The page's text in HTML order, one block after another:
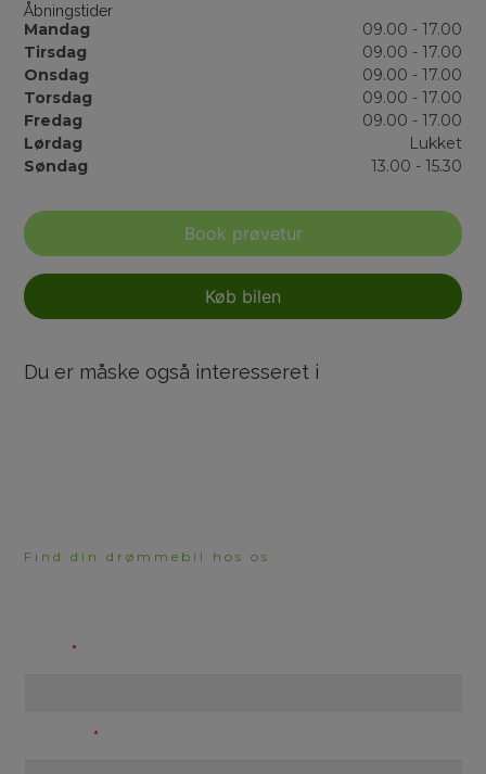
Åbningstider
Mandag
09.00 - 17.00
Tirsdag
09.00 - 17.00
Onsdag
09.00 - 17.00
Torsdag
09.00 - 17.00
Fredag
09.00 - 17.00
Lørdag
Lukket
Søndag
13.00 - 15.30
Book prøvetur
Køb bilen
Du er måske også interesseret i
Find din drømmebil hos os